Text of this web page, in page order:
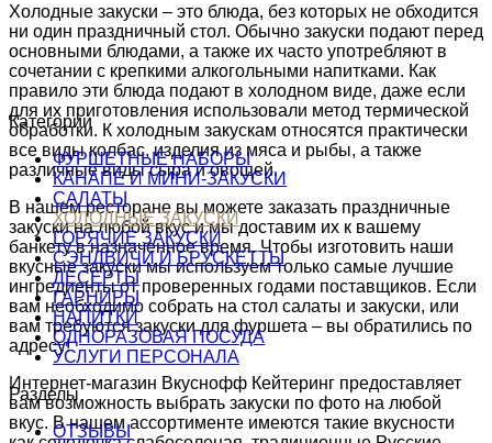
Холодные закуски – это блюда, без которых не обходится
ни один праздничный стол. Обычно закуски подают перед
основными блюдами, а также их часто употребляют в
сочетании с крепкими алкогольными напитками. Как
правило эти блюда подают в холодном виде, даже если
для их приготовления использовали метод термической
обработки. К холодным закускам относятся практически
все виды колбас, изделия из мяса и рыбы, а также
различные виды сыра и овощей.
В нашем ресторане вы можете заказать праздничные
закуски на любой вкус и мы доставим их к вашему
банкету в назначенное время. Чтобы изготовить наши
вкусные закуски мы используем только самые лучшие
ингредиенты от проверенных годами поставщиков. Если
вам необходимо собрать на стол салаты и закуски, или
вам требуются закуски для фуршета – вы обратились по
адресу!
Интернет-магазин Вкуснофф Кейтеринг предоставляет
вам возможность выбрать закуски по фото на любой
вкус. В нашем ассортименте имеются такие вкусности
Категории
ФУРШЕТНЫЕ НАБОРЫ
КАНАПЕ И МИНИ-ЗАКУСКИ
САЛАТЫ
ХОЛОДНЫЕ ЗАКУСКИ
ГОРЯЧИЕ ЗАКУСКИ
СЭНДВИЧИ И БРУСКЕТТЫ
ДЕСЕРТЫ
ГАРНИРЫ
НАПИТКИ
ОДНОРАЗОВАЯ ПОСУДА
УСЛУГИ ПЕРСОНАЛА
Разделы
ОТЗЫВЫ